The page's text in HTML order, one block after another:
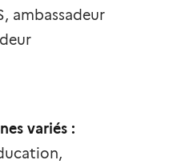
ambassadeur
variés :